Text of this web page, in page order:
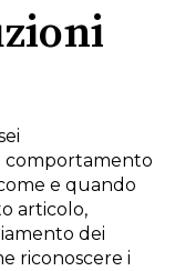
comportamento
e quando
articolo,
dei
riconoscere i